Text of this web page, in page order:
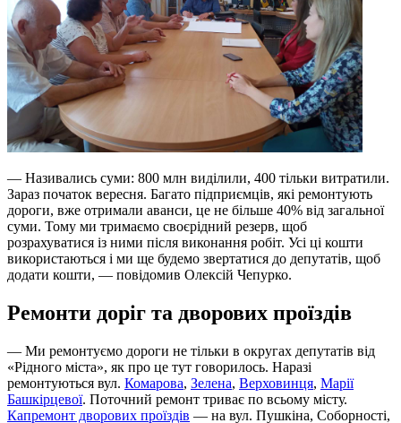
— Називались суми: 800 млн виділили, 400 тільки витратили.
Зараз початок вересня. Багато підприємців, які ремонтують
дороги, вже отримали аванси, це не більше 40% від загальної
суми. Тому ми тримаємо своєрідний резерв, щоб
розрахуватися із ними після виконання робіт. Усі ці кошти
використаються і ми ще будемо звертатися до депутатів, щоб
додати кошти, — повідомив Олексій Чепурко.
Ремонти доріг та дворових проїздів
— Ми ремонтуємо дороги не тільки в округах депутатів від
«Рідного міста», як про це тут говорилось. Наразі
ремонтуються вул. Комарова, Зелена, Верховинця, Марії
Башкірцевої. Поточний ремонт триває по всьому місту.
Капремонт дворових проїздів — на вул. Пушкіна, Соборності,